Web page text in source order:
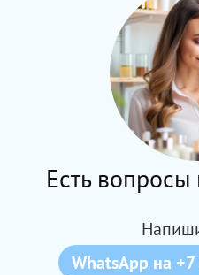
Есть
WhatsApp на